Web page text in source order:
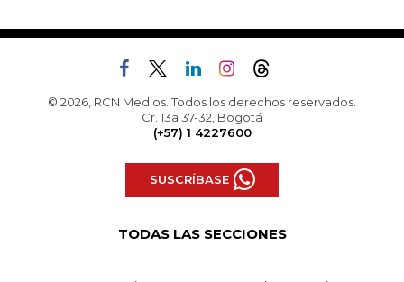
© 2026, RCN Medios. Todos los derechos reservados.
Cr. 13a 37-32, Bogotá
(+57) 1 4227600
SUSCRÍBASE
TODAS LAS SECCIONES